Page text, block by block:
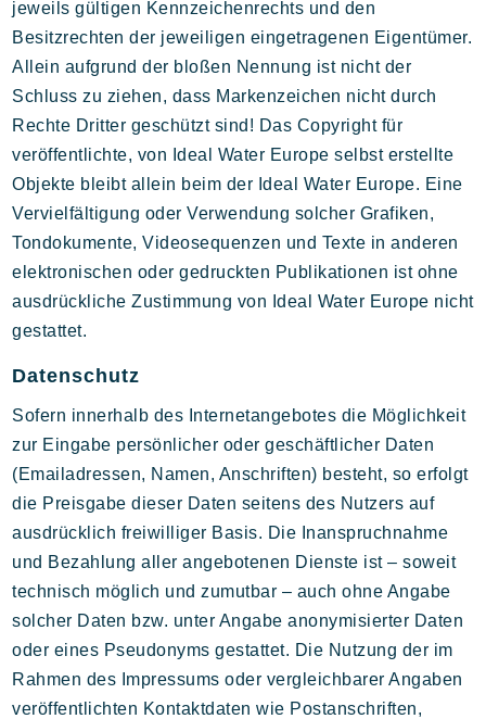
jeweils gültigen Kennzeichenrechts und den
Besitzrechten der jeweiligen eingetragenen Eigentümer.
Allein aufgrund der bloßen Nennung ist nicht der
Schluss zu ziehen, dass Markenzeichen nicht durch
Rechte Dritter geschützt sind! Das Copyright für
veröffentlichte, von Ideal Water Europe selbst erstellte
Objekte bleibt allein beim der Ideal Water Europe. Eine
Vervielfältigung oder Verwendung solcher Grafiken,
Tondokumente, Videosequenzen und Texte in anderen
elektronischen oder gedruckten Publikationen ist ohne
ausdrückliche Zustimmung von Ideal Water Europe nicht
gestattet.
Datenschutz
Sofern innerhalb des Internetangebotes die Möglichkeit
zur Eingabe persönlicher oder geschäftlicher Daten
(Emailadressen, Namen, Anschriften) besteht, so erfolgt
die Preisgabe dieser Daten seitens des Nutzers auf
ausdrücklich freiwilliger Basis. Die Inanspruchnahme
und Bezahlung aller angebotenen Dienste ist – soweit
technisch möglich und zumutbar – auch ohne Angabe
solcher Daten bzw. unter Angabe anonymisierter Daten
oder eines Pseudonyms gestattet. Die Nutzung der im
Rahmen des Impressums oder vergleichbarer Angaben
veröffentlichten Kontaktdaten wie Postanschriften,